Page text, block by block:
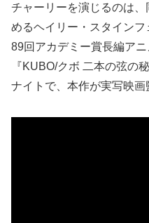
チャーリーを演じるのは
めるヘイリー・スタイン
89回アカデミー賞長編ア
『KUBO/クボ 二本の弦の
ナイトで、本作が実写映画